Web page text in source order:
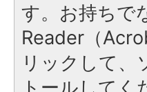
す。お持ちで
Reader（
リックして、